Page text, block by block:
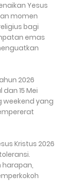
Yesus
momen
bagi
emas
2026
15 Mei
weekend yang
Kristus 2026
harapan,